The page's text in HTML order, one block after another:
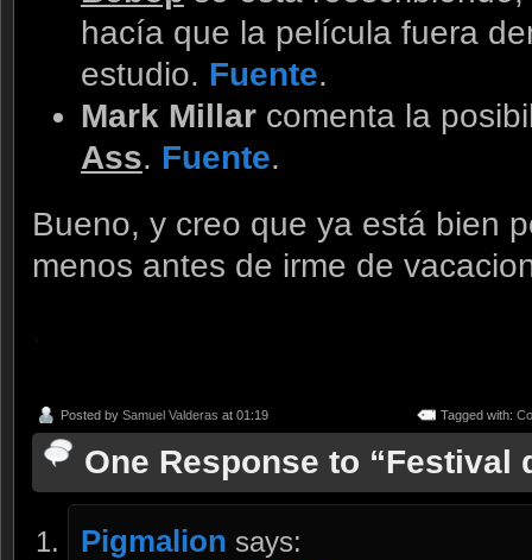
hacía que la película fuera
estudio. Fuente.
Mark Millarcomenta la
Ass. Fuente.
Bueno, y creo que ya está bien
menos antes de irme de
Posted by Samuel Valderas at 01:19 Tagged with:
One Response to
Pigmalion says: